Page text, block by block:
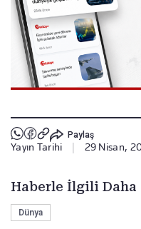
Paylaş
Yayın Tarihi 29 Nisan,
Haberle İlgili Daha
Dünya